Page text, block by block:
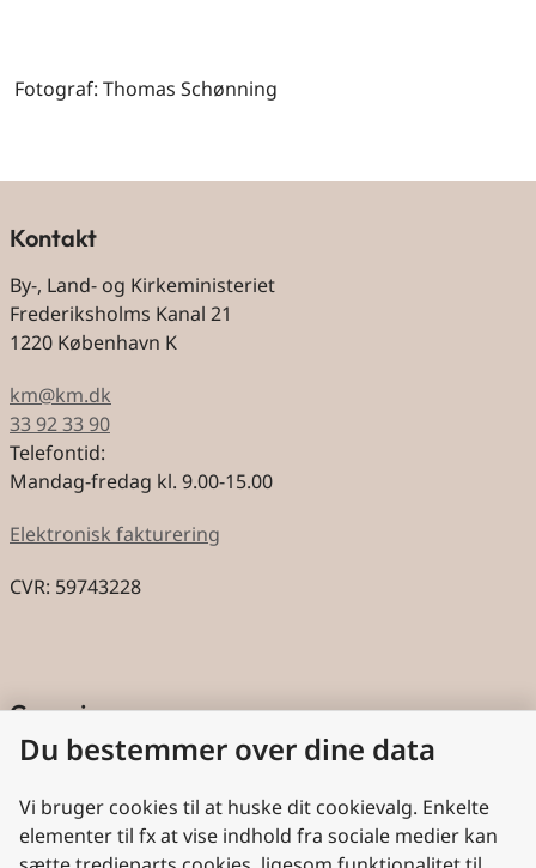
Fotograf: Thomas Schønning
Kontakt
By-, Land- og Kirkeministeriet
Frederiksholms Kanal 21
1220 København K
km@km.dk
33 92 33 90
Telefontid:
Mandag-fredag kl. 9.00-15.00
Elektronisk fakturering
CVR: 59743228
Genveje
Cookies
Aktindsigt
Persondatabeskyttelse
Du bestemmer over dine data
Vi bruger cookies til at huske dit cookievalg. Enkelte
elementer til fx at vise indhold fra sociale medier kan